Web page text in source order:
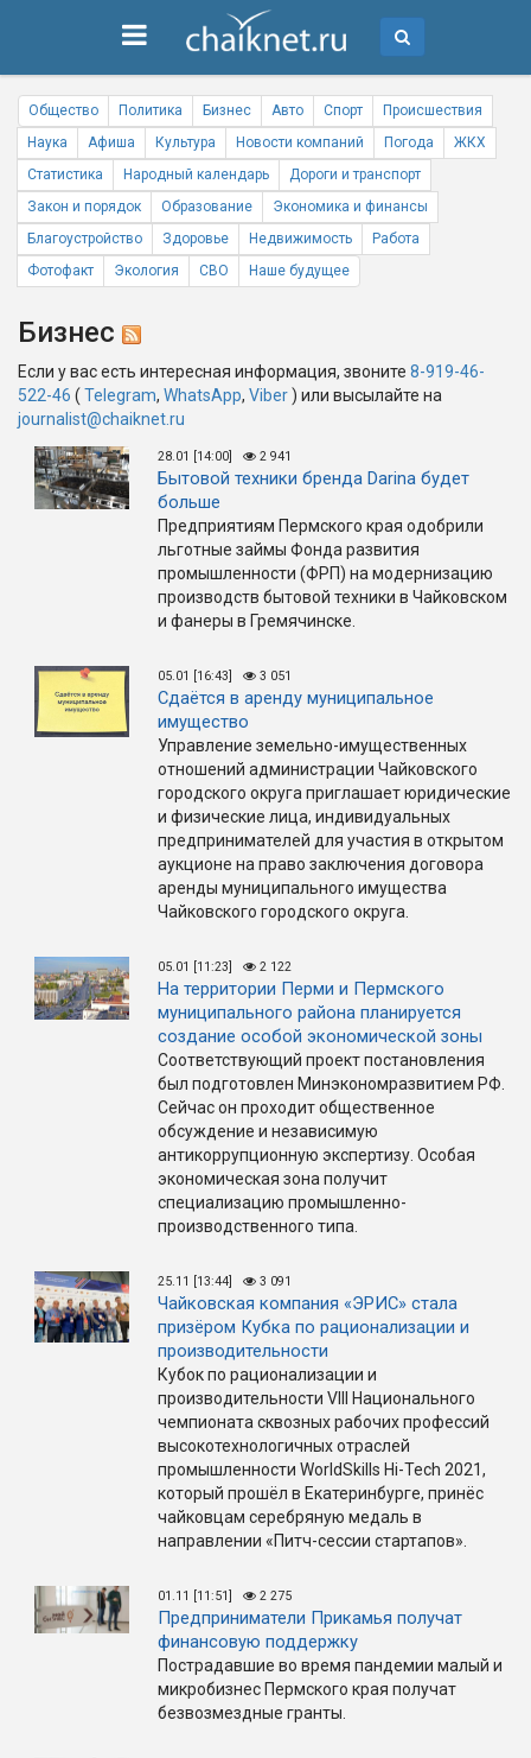
Общество Политика Бизнес Авто Спорт
Происшествия
Наука
Афиша Культура Новости компаний Погода
ЖКХ
Статистика
Народный календарь
Дороги и транспорт
Закон и порядок
Образование
Экономика и финансы
Благоустройство
Здоровье Недвижимость
Работа
Фотофакт
Экология СВО Наше будущее
Бизнес
Если у вас есть интересная информация, звоните 8-919-46-
522-46 ( Telegram, WhatsApp, Viber) или высылайте на
journalist@chaiknet.ru
28.01 [14:00] 2 941
Бытовой техники бренда Darina будет
больше
Предприятиям Пермского края одобрили
льготные займы Фонда развития
промышленности (ФРП) на модернизацию
производств бытовой техники в Чайковском
и фанеры в Гремячинске.
05.01 [16:43] 3 051
Сдаётся в аренду муниципальное
имущество
Управление земельно-имущественных
отношений администрации Чайковского
городского округа приглашает юридические
и физические лица, индивидуальных
предпринимателей для участия в открытом
аукционе на право заключения договора
аренды муниципального имущества
Чайковского городского округа.
05.01 [11:23] 2 122
На территории Перми и Пермского
муниципального района планируется
создание особой экономической зоны
Соответствующий проект постановления
был подготовлен Минэкономразвитием РФ.
Сейчас он проходит общественное
обсуждение и независимую
антикоррупционную экспертизу. Особая
экономическая зона получит
специализацию промышленно-
производственного типа.
25.11 [13:44] 3 091
Чайковская компания «ЭРИС» стала
призёром Кубка по рационализации и
производительности
Кубок по рационализации и
производительности VIII Национального
чемпионата сквозных рабочих профессий
высокотехнологичных отраслей
промышленности WorldSkills Hi-Tech 2021,
который прошёл в Екатеринбурге, принёс
чайковцам серебряную медаль в
направлении «Питч-сессии стартапов».
01.11 [11:51] 2 275
Предприниматели Прикамья получат
финансовую поддержку
Пострадавшие во время пандемии малый и
микробизнес Пермского края получат
безвозмездные гранты.